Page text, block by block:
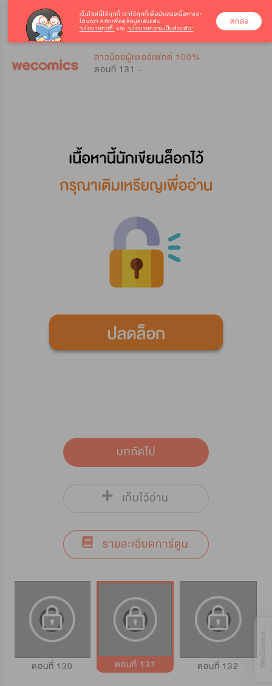
สาวน้อยผู้เพอร์เฟกต์ 100%
ตอนที่ 131 -
บทถัดไป
เก็บไว้อ่าน
รายละเอียดการ์ตูน
ตอนที่ 130 ตอนที่ 131 ตอนที่ 132
เว็บไซต์นี้ใช้คุกกี้ เราใช้คุกกี้เพื่อนำเสนอเนื้อหาและ
โฆษณา คลิกเพื่อดูข้อมูลเพิ่มเติม
‘นโยบายคุกกี้’ และ ‘นโยบายความเป็นส่วนตัว’
ตกลง